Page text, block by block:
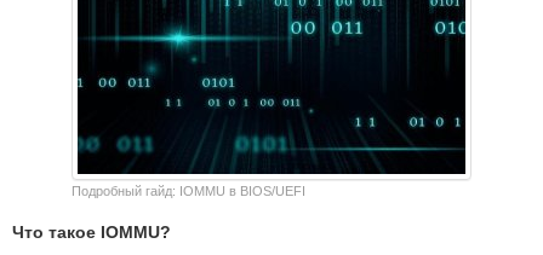
Подробный гайд: IOMMU в BIOS/UEFI
Что такое IOMMU?